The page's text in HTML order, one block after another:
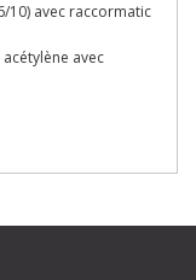
10) avec raccormatic
avec